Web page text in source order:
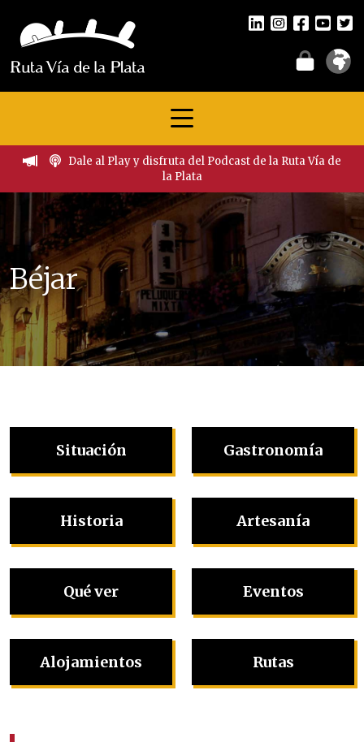
Dale al Play y disfruta del Podcast de la Ruta Vía de
la Plata
Béjar
Situación
Historia
Qué ver
Alojamientos
Gastronomía
Artesanía
Eventos
Rutas